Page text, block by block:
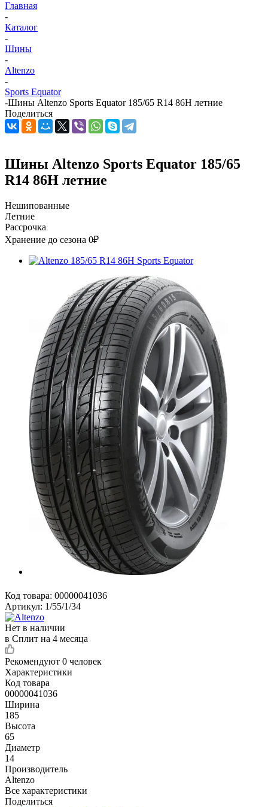
Главная
-
Каталог
-
Шины
-
Altenzo
-
Sports Equator
-Шины Altenzo Sports Equator 185/65 R14 86H летние
Поделиться
Шины Altenzo Sports Equator 185/65
R14 86H летние
Нешипованные
Летние
Рассрочка
Хранение до сезона 0₽
Код товара: 00000041036
Артикул: 1/55/1/34
Нет в наличии
в Сплит на 4 месяца
Рекомендуют 0 человек
Характеристики
Код товара
00000041036
Ширина
185
Высота
65
Диаметр
14
Производитель
Altenzo
Все характеристики
Поделиться